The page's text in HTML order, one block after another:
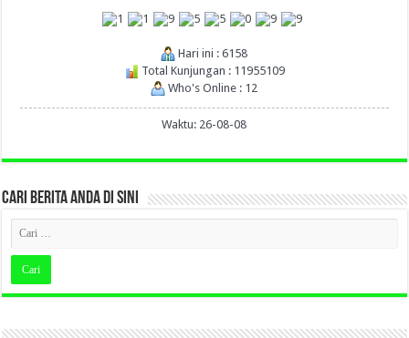
Hari ini : 6158
Total Kunjungan : 11955109
Who's Online : 12
Waktu: 26-08-08
CARI BERITA ANDA DI SINI